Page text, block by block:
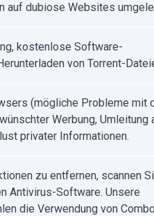
auf dubiose Websites
kostenlose Software-
von Torrent-
(mögliche Probleme mit
Werbung, Umleitung
privater Informationen.
zu entfernen, scannen
Antivirus-Software. Unsere
die Verwendung von Combo